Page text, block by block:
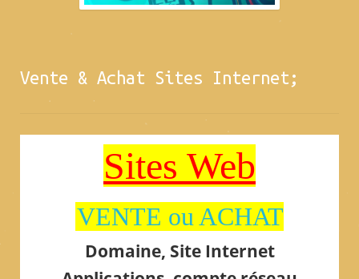
Vente & Achat Sites Internet;
Sites Web
VENTE ou ACHAT
Domaine, Site Internet